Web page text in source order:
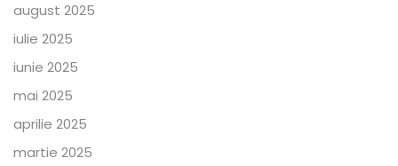
august 2025
iulie 2025
iunie 2025
mai 2025
aprilie 2025
martie 2025